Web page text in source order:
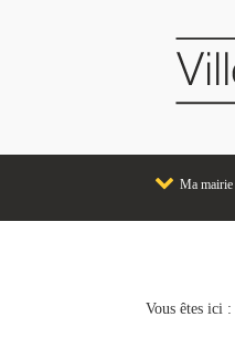
Ma mairie
Vous êtes ici :